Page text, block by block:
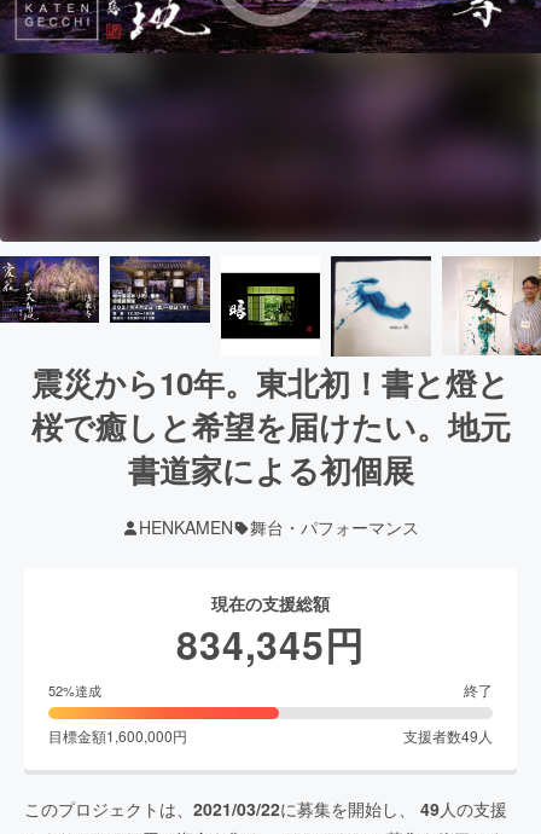
震災から10年。東北初！書と燈と
桜で癒しと希望を届けたい。地元
書道家による初個展
HENKAMEN 舞台・パフォーマンス
現在の支援総額
834,345円
52%達成 終了
目標金額1,600,000円 支援者数49 人
このプロジェクトは、 2021/03/22に募集を開始し、 49人の支援